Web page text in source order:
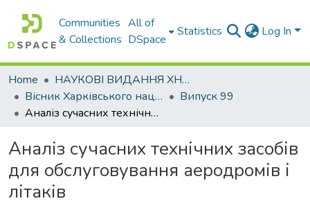
Communities
& Collections
All of
DSpace
Statistics Log In
Home
НАУКОВІ ВИДАННЯ ХНАДУ
Вісник Харківського національного автомобільно-дорожнього університету / Вестник Харьковского национального автомобильно-дорожного университета
Випуск 99
Аналіз сучасних технічних засобів для обслуговування аеродромів і літаків
Аналіз сучасних технічних засобів
для обслуговування аеродромів і
літаків